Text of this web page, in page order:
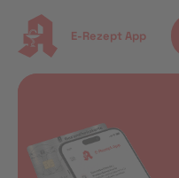
E-Rezept App